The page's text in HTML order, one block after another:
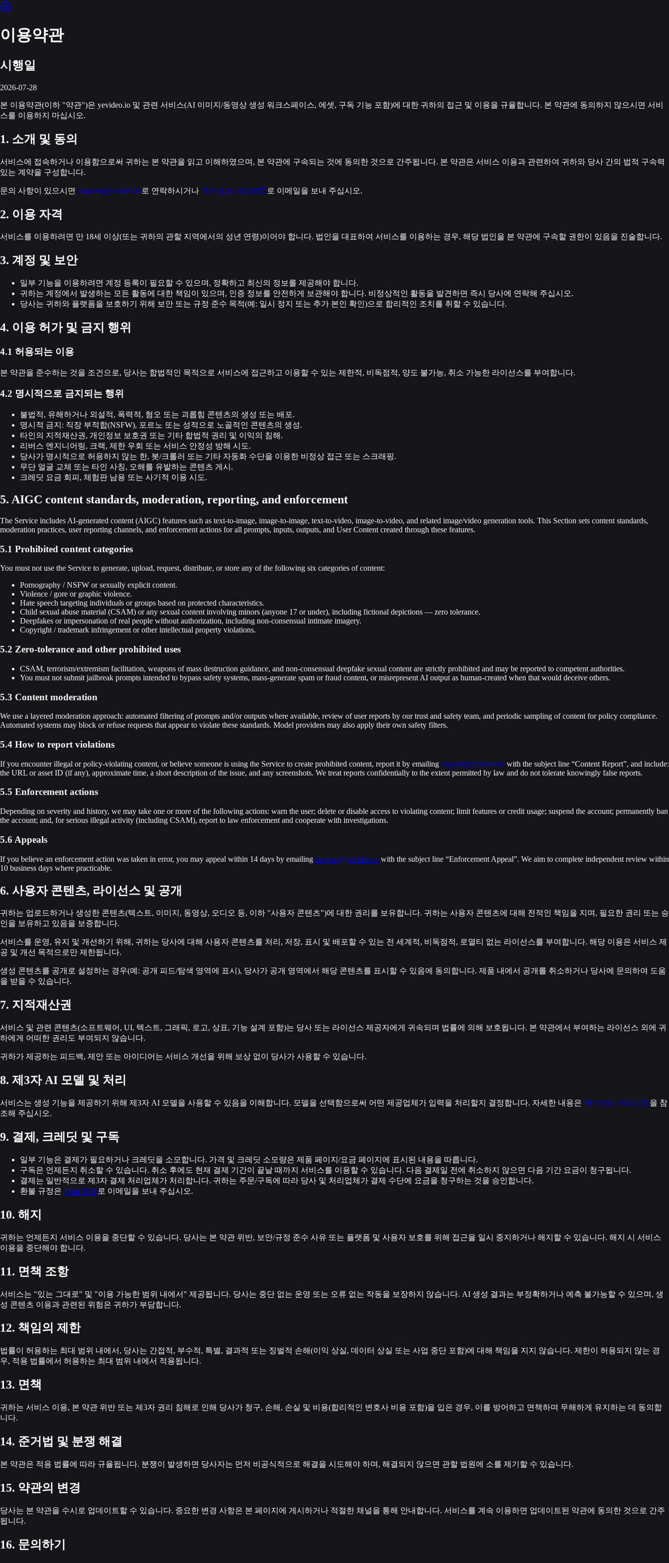
이용약관
시행일
2026-07-28
본 이용약관(이하 "약관")은 yevideo.io 및 관련 서비스(AI 이미지/동영상 생성 워크스페이스, 에셋, 구독 기능 포함)에 대한 귀하의 접근 및 이용을 규율합니다. 본 약관에 동의하지 않으시면 서비
스를 이용하지 마십시오.
1. 소개 및 동의
서비스에 접속하거나 이용함으로써 귀하는 본 약관을 읽고 이해하였으며, 본 약관에 구속되는 것에 동의한 것으로 간주됩니다. 본 약관은 서비스 이용과 관련하여 귀하와 당사 간의 법적 구속력
있는 계약을 구성합니다.
문의 사항이 있으시면 support@yevideo.io로 연락하시거나 개인정보 처리방침 로 이메일을 보내 주십시오.
2. 이용 자격
서비스를 이용하려면 만 18세 이상(또는 귀하의 관할 지역에서의 성년 연령)이어야 합니다. 법인을 대표하여 서비스를 이용하는 경우, 해당 법인을 본 약관에 구속할 권한이 있음을 진술합니다.
3. 계정 및 보안
일부 기능을 이용하려면 계정 등록이 필요할 수 있으며, 정확하고 최신의 정보를 제공해야 합니다.
귀하는 계정에서 발생하는 모든 활동에 대한 책임이 있으며, 인증 정보를 안전하게 보관해야 합니다. 비정상적인 활동을 발견하면 즉시 당사에 연락해 주십시오.
당사는 귀하와 플랫폼을 보호하기 위해 보안 또는 규정 준수 목적(예: 일시 정지 또는 추가 본인 확인)으로 합리적인 조치를 취할 수 있습니다.
4. 이용 허가 및 금지 행위
4.1 허용되는 이용
본 약관을 준수하는 것을 조건으로, 당사는 합법적인 목적으로 서비스에 접근하고 이용할 수 있는 제한적, 비독점적, 양도 불가능, 취소 가능한 라이선스를 부여합니다.
4.2 명시적으로 금지되는 행위
불법적, 유해하거나 외설적, 폭력적, 혐오 또는 괴롭힘 콘텐츠의 생성 또는 배포.
명시적 금지: 직장 부적합(NSFW), 포르노 또는 성적으로 노골적인 콘텐츠의 생성.
타인의 지적재산권, 개인정보 보호권 또는 기타 합법적 권리 및 이익의 침해.
리버스 엔지니어링, 크랙, 제한 우회 또는 서비스 안정성 방해 시도.
당사가 명시적으로 허용하지 않는 한, 봇/크롤러 또는 기타 자동화 수단을 이용한 비정상 접근 또는 스크래핑.
무단 얼굴 교체 또는 타인 사칭, 오해를 유발하는 콘텐츠 게시.
크레딧 요금 회피, 체험판 남용 또는 사기적 이용 시도.
5. AIGC content standards, moderation, reporting, and enforcement
The Service includes AI-generated content (AIGC) features such as text-to-image, image-to-image, text-to-video, image-to-video, and related image/video generation tools. This Section sets content standards,
moderation practices, user reporting channels, and enforcement actions for all prompts, inputs, outputs, and User Content created through these features.
5.1 Prohibited content categories
You must not use the Service to generate, upload, request, distribute, or store any of the following six categories of content:
Pornography / NSFW or sexually explicit content.
Violence / gore or graphic violence.
Hate speech targeting individuals or groups based on protected characteristics.
Child sexual abuse material (CSAM) or any sexual content involving minors (anyone 17 or under), including fictional depictions — zero tolerance.
Deepfakes or impersonation of real people without authorization, including non-consensual intimate imagery.
Copyright / trademark infringement or other intellectual property violations.
5.2 Zero-tolerance and other prohibited uses
CSAM, terrorism/extremism facilitation, weapons of mass destruction guidance, and non-consensual deepfake sexual content are strictly prohibited and may be reported to competent authorities.
You must not submit jailbreak prompts intended to bypass safety systems, mass-generate spam or fraud content, or misrepresent AI output as human-created when that would deceive others.
5.3 Content moderation
We use a layered moderation approach: automated filtering of prompts and/or outputs where available, review of user reports by our trust and safety team, and periodic sampling of content for policy compliance.
Automated systems may block or refuse requests that appear to violate these standards. Model providers may also apply their own safety filters.
5.4 How to report violations
If you encounter illegal or policy-violating content, or believe someone is using the Service to create prohibited content, report it by emailing support@yevideo.io with the subject line “Content Report”, and include:
the URL or asset ID (if any), approximate time, a short description of the issue, and any screenshots. We treat reports confidentially to the extent permitted by law and do not tolerate knowingly false reports.
5.5 Enforcement actions
Depending on severity and history, we may take one or more of the following actions: warn the user; delete or disable access to violating content; limit features or credit usage; suspend the account; permanently ban
the account; and, for serious illegal activity (including CSAM), report to law enforcement and cooperate with investigations.
5.6 Appeals
If you believe an enforcement action was taken in error, you may appeal within 14 days by emailing support@yevideo.io with the subject line “Enforcement Appeal”. We aim to complete independent review within
10 business days where practicable.
6. 사용자 콘텐츠, 라이선스 및 공개
귀하는 업로드하거나 생성한 콘텐츠(텍스트, 이미지, 동영상, 오디오 등, 이하 "사용자 콘텐츠")에 대한 권리를 보유합니다. 귀하는 사용자 콘텐츠에 대해 전적인 책임을 지며, 필요한 권리 또는 승
인을 보유하고 있음을 보증합니다.
서비스를 운영, 유지 및 개선하기 위해, 귀하는 당사에 대해 사용자 콘텐츠를 처리, 저장, 표시 및 배포할 수 있는 전 세계적, 비독점적, 로열티 없는 라이선스를 부여합니다. 해당 이용은 서비스 제
공 및 개선 목적으로만 제한됩니다.
생성 콘텐츠를 공개로 설정하는 경우(예: 공개 피드/탐색 영역에 표시), 당사가 공개 영역에서 해당 콘텐츠를 표시할 수 있음에 동의합니다. 제품 내에서 공개를 취소하거나 당사에 문의하여 도움
을 받을 수 있습니다.
7. 지적재산권
서비스 및 관련 콘텐츠(소프트웨어, UI, 텍스트, 그래픽, 로고, 상표, 기능 설계 포함)는 당사 또는 라이선스 제공자에게 귀속되며 법률에 의해 보호됩니다. 본 약관에서 부여하는 라이선스 외에 귀
하에게 어떠한 권리도 부여되지 않습니다.
귀하가 제공하는 피드백, 제안 또는 아이디어는 서비스 개선을 위해 보상 없이 당사가 사용할 수 있습니다.
8. 제3자 AI 모델 및 처리
서비스는 생성 기능을 제공하기 위해 제3자 AI 모델을 사용할 수 있음을 이해합니다. 모델을 선택함으로써 어떤 제공업체가 입력을 처리할지 결정합니다. 자세한 내용은 개인정보 처리방침을 참
조해 주십시오.
9. 결제, 크레딧 및 구독
일부 기능은 결제가 필요하거나 크레딧을 소모합니다. 가격 및 크레딧 소모량은 제품 페이지/요금 페이지에 표시된 내용을 따릅니다.
구독은 언제든지 취소할 수 있습니다. 취소 후에도 현재 결제 기간이 끝날 때까지 서비스를 이용할 수 있습니다. 다음 결제일 전에 취소하지 않으면 다음 기간 요금이 청구됩니다.
결제는 일반적으로 제3자 결제 처리업체가 처리합니다. 귀하는 주문/구독에 따라 당사 및 처리업체가 결제 수단에 요금을 청구하는 것을 승인합니다.
환불 규정은 환불 정책 로 이메일을 보내 주십시오.
10. 해지
귀하는 언제든지 서비스 이용을 중단할 수 있습니다. 당사는 본 약관 위반, 보안/규정 준수 사유 또는 플랫폼 및 사용자 보호를 위해 접근을 일시 중지하거나 해지할 수 있습니다. 해지 시 서비스
이용을 중단해야 합니다.
11. 면책 조항
서비스는 "있는 그대로" 및 "이용 가능한 범위 내에서" 제공됩니다. 당사는 중단 없는 운영 또는 오류 없는 작동을 보장하지 않습니다. AI 생성 결과는 부정확하거나 예측 불가능할 수 있으며, 생
성 콘텐츠 이용과 관련된 위험은 귀하가 부담합니다.
12. 책임의 제한
법률이 허용하는 최대 범위 내에서, 당사는 간접적, 부수적, 특별, 결과적 또는 징벌적 손해(이익 상실, 데이터 상실 또는 사업 중단 포함)에 대해 책임을 지지 않습니다. 제한이 허용되지 않는 경
우, 적용 법률에서 허용하는 최대 범위 내에서 적용됩니다.
13. 면책
귀하는 서비스 이용, 본 약관 위반 또는 제3자 권리 침해로 인해 당사가 청구, 손해, 손실 및 비용(합리적인 변호사 비용 포함)을 입은 경우, 이를 방어하고 면책하며 무해하게 유지하는 데 동의합
니다.
14. 준거법 및 분쟁 해결
본 약관은 적용 법률에 따라 규율됩니다. 분쟁이 발생하면 당사자는 먼저 비공식적으로 해결을 시도해야 하며, 해결되지 않으면 관할 법원에 소를 제기할 수 있습니다.
15. 약관의 변경
당사는 본 약관을 수시로 업데이트할 수 있습니다. 중요한 변경 사항은 본 페이지에 게시하거나 적절한 채널을 통해 안내합니다. 서비스를 계속 이용하면 업데이트된 약관에 동의한 것으로 간주
됩니다.
16. 문의하기